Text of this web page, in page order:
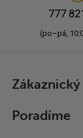
777
(po–pá,
Zákaznický
Poradíme